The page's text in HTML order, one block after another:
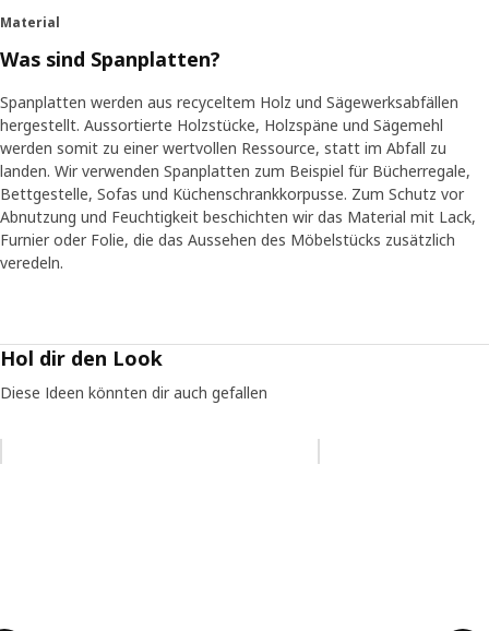
Material
Was sind Spanplatten?
Spanplatten werden aus recyceltem Holz und Sägewerksabfällen
hergestellt. Aussortierte Holzstücke, Holzspäne und Sägemehl
werden somit zu einer wertvollen Ressource, statt im Abfall zu
landen. Wir verwenden Spanplatten zum Beispiel für Bücherregale,
Bettgestelle, Sofas und Küchenschrankkorpusse. Zum Schutz vor
Abnutzung und Feuchtigkeit beschichten wir das Material mit Lack,
Furnier oder Folie, die das Aussehen des Möbelstücks zusätzlich
veredeln.
Hol dir den Look
Diese Ideen könnten dir auch gefallen